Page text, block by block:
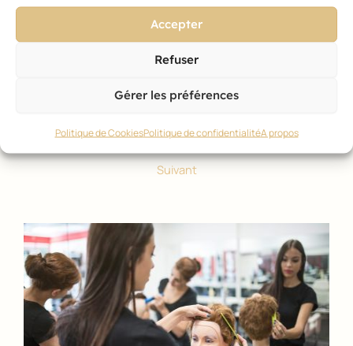
Accepter
Refuser
Gérer les préférences
Politique de CookiesPolitique de confidentialitéA propos
Nous accueillons pour préparer leurs diplômes CAP et BP
Coiffure, vos apprentis (CFA), vos Contrats de Pro et vos
Précédent 1 2 3 4 5 …
124
Suivant